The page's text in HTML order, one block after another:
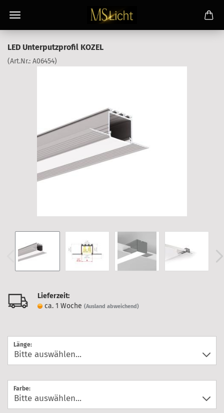
LED Unterputzprofil KOZEL
(Art.Nr.: A06454)
Lieferzeit:
ca. 1 Woche (Ausland abweichend)
Länge:
Farbe: